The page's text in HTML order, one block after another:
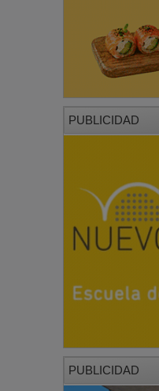
PUBLICIDAD
PUBLICIDAD